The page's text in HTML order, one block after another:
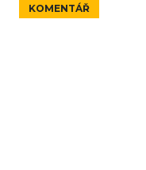
KOMENTÁŘ